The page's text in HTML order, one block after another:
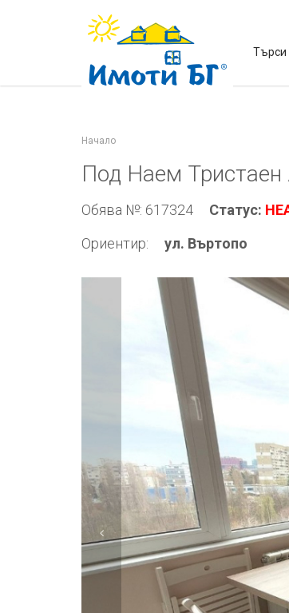
Търси
Начало
Под Наем
Обява №: 617324 Статус:
Ориентир:
ул. Въртопо